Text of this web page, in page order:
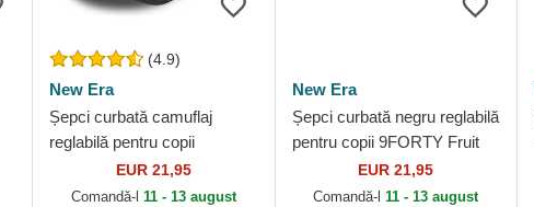
(4.9)
New Era
Șepci curbată camuflaj
reglabilă pentru copii
9FORTY League Essential
de New York Yankees MLB
EUR 21,95
Comandă-l 11 - 13 august
New Era
Șepci curbată negru reglabilă
pentru copii 9FORTY Fruit
Icon Apple de New York
Yankees MLB de New...
EUR 21,95
Comandă-l11 - 13 august